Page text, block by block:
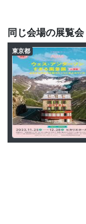
同じ会場の展覧会
東京都